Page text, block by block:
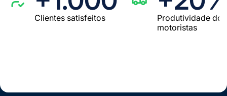
Clientes satisfeitos
Produtividade dos
motoristas